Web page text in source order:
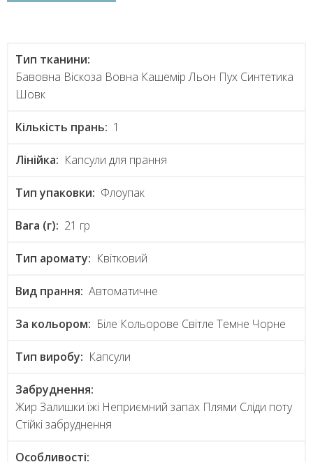
Тип тканини:
Бавовна Віскоза Вовна Кашемір Льон Пух Синтетика
Шовк
Кількість прань: 1
Лінійка: Капсули для прання
Тип упаковки: Флоупак
Вага (г): 21 гр
Тип аромату: Квітковий
Вид прання: Автоматичне
За кольором: Біле Кольорове Світле Темне Чорне
Тип виробу: Капсули
Забруднення:
Жир Залишки їжі Неприємний запах Плями Сліди поту
Стійкі забруднення
Особливості: